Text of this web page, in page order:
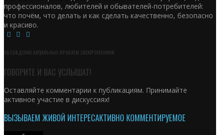
профессионалов, любителей и обывателей-потребителей:
что почём, что делать и как сделать качественно, безопасно
и красиво.
ОБСУЖДЕНИЕ АКТУАЛЬНЫХ ПРОБЛЕМ ЭЛЕКТРОТЕХНИКИ
ГОВОРИТЕ И ВАС УСЛЫШАТ!
Оставляйте комментарии к публикациям. Принимайте
активное участие в дискуссиях!
ВЫЗЫВАЕМ ЖИВОЙ ИНТЕРЕСАКТИВНО КОММЕНТИРУЕМОЕ